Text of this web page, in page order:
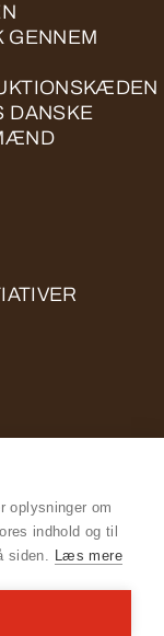
GENNEM
DANSKE
oplysninger om
indhold og til
siden. Læs mere